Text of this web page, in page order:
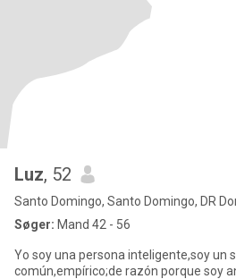
Luz, 52
Santo Domingo, Santo Domingo, DR
Søger: Mand 42 - 56
Yo soy una persona inteligente,soy un
común,empírico;de razón porque soy